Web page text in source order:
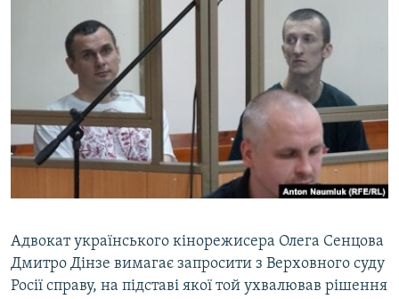
СПЕЦПРОЕКТИ
ДЕПОРТАЦІЯ
ВІДЕОУРОКИ «ELIFBE»
СВІДЧЕННЯ ОКУПАЦІЇ
УКРАЇНСЬКА ПРОБЛЕМА КРИМУ
ЯК ОБІЙТИ БЛОКУВАННЯ
Русский
Qırımtatar
Усі сайти RFE/RL
Адвокат українського кінорежисера Олега Сенцова
Дмитро Дінзе вимагає запросити з Верховного суду
Росії справу, на підставі якої той ухвалював рішення